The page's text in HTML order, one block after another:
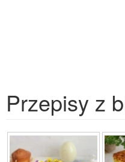
Przepisy z